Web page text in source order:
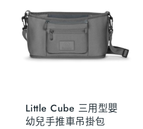
Little Cube 三用型嬰
幼兒手推車吊掛包